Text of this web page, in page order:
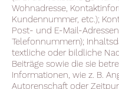
Wohnadresse,
Kundennummer, etc.);
Post- und E-Mail-
Telefonnummern);
textliche oder bildliche
Beiträge sowie die sie
Informationen, wie z. B.
Autorenschaft oder